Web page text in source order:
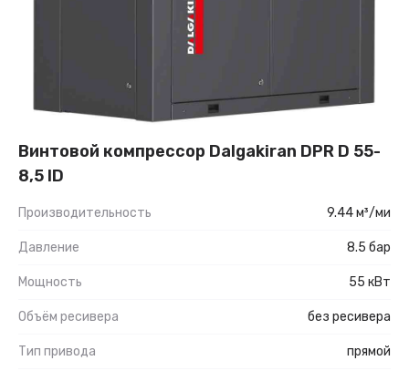
Винтовой компрессор Dalgakiran DPR D 55-
8,5 ID
Производительность 9.44 м³/ми
Давление 8.5 бар
Мощность 55 кВт
Объём ресивера без ресивера
Тип привода прямой